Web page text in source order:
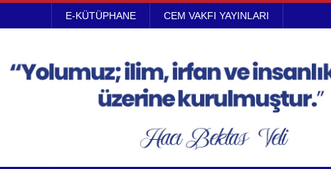
E-KÜTÜPHANE CEM VAKFI YAYINLARI